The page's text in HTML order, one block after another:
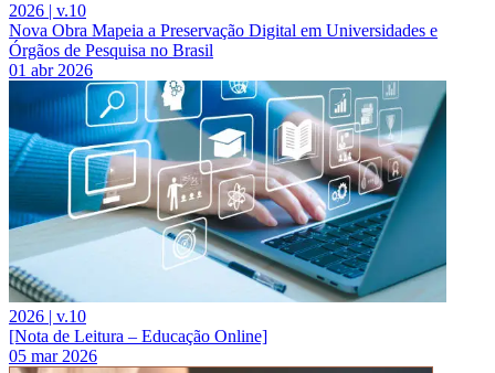
2026 | v.10
Nova Obra Mapeia a Preservação Digital em Universidades e
Órgãos de Pesquisa no Brasil
01 abr 2026
2026 | v.10
[Nota de Leitura – Educação Online]
05 mar 2026